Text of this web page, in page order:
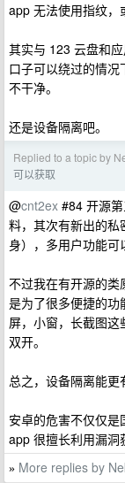
app 无法使用指纹，
其实与 123 云盘和
口子可以绕过的情
不干净。
还是设备隔离吧。
Replied to a topic by
可以获取
@cnt2ex #84 开源
料，其次有新出的
身），多用户功能可
不过我在有开源的类
是为了很多便捷的
屏，小窗，长截图
双开。
总之，设备隔离能更
安卓的危害不仅仅
app 很擅长利用漏洞
» More replies by